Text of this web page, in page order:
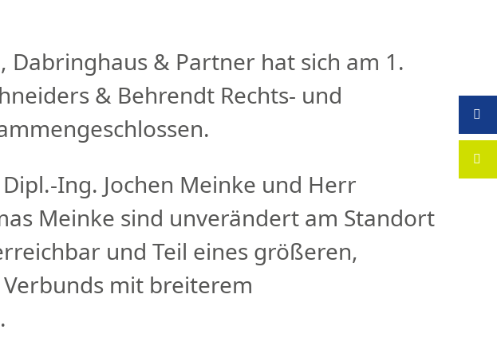
ÜBER UNS DE
Dabringhaus & Partner hat sich am 1.
& Behrendt Rechts- und
Ing. Jochen Meinke und Herr
Meinke sind unverändert am Standort
und Teil eines größeren,
mit breiterem

